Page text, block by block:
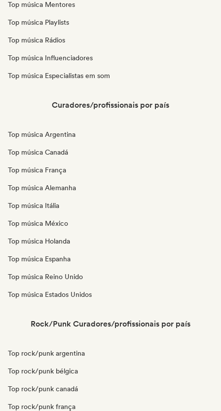
Top música Mentores
Top música Playlists
Top música Rádios
Top música Influenciadores
Top música Especialistas em som
Curadores/profissionais por país
Top música Argentina
Top música Canadá
Top música França
Top música Alemanha
Top música Itália
Top música México
Top música Holanda
Top música Espanha
Top música Reino Unido
Top música Estados Unidos
Rock/Punk Curadores/profissionais por país
Top rock/punk argentina
Top rock/punk bélgica
Top rock/punk canadá
Top rock/punk frança